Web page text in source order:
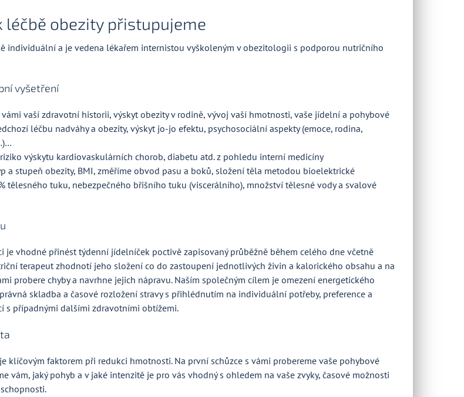
léčbě obezity přistupujeme
individuální a je vedena lékařem internistou vyškoleným v obezitologii s podporou nutričního
vyšetření
vámi vaší zdravotní historii, výskyt obezity v rodině, vývoj vaší hmotnosti, vaše jídelní a pohybové
léčbu nadváhy a obezity, výskyt jo-jo efektu, psychosociální aspekty (emoce, rodina,
výskytu kardiovaskulárních chorob, diabetu atd. z pohledu interní medicíny
a stupeň obezity, BMI, změříme obvod pasu a boků, složení těla metodou bioelektrické
tělesného tuku, nebezpečného břišního tuku (viscerálního), množství tělesné vody a svalové
je vhodné přinést týdenní jídelníček poctivě zapisovaný průběžně během celého dne včetně
terapeut zhodnotí jeho složení co do zastoupení jednotlivých živin a kalorického obsahu a na
probere chyby a navrhne jejich nápravu. Naším společným cílem je omezení energetického
skladba a časové rozložení stravy s přihlédnutím na individuální potřeby, preference a
s případnými dalšími zdravotními obtížemi.
klíčovým faktorem při redukci hmotnosti. Na první schůzce s vámi probereme vaše pohybové
vám, jaký pohyb a v jaké intenzitě je pro vás vhodný s ohledem na vaše zvyky, časové možnosti